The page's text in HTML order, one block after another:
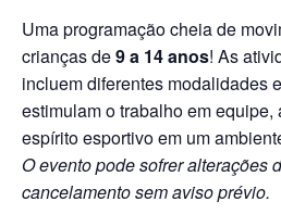
Uma programação cheia de
crianças de9 a 14 anos! As
incluem diferentes modalidades
estimulam o trabalho em equipe,
espírito esportivo em um
O evento pode sofrer alterações
cancelamento sem aviso prévio.